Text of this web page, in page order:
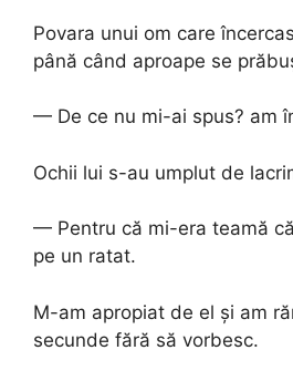
Povara unui om care
până când aproape se
— De ce nu mi-ai spus? am
Ochii lui s-au umplut de
— Pentru că mi-era teamă
pe un ratat.
M-am apropiat de el și am
secunde fără să vorbesc.